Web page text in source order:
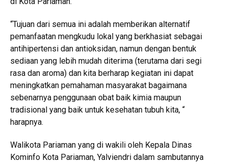
“Tujuan dari semua ini adalah memberikan alternatif
pemanfaatan mengkudu lokal yang berkhasiat sebagai
antihipertensi dan antioksidan, namun dengan bentuk
sediaan yang lebih mudah diterima (terutama dari segi
rasa dan aroma) dan kita berharap kegiatan ini dapat
meningkatkan pemahaman masyarakat bagaimana
sebenarnya penggunaan obat baik kimia maupun
tradisional yang baik untuk kesehatan tubuh kita, “
harapnya.
Walikota Pariaman yang di wakili oleh Kepala Dinas
Kominfo Kota Pariaman, Yalviendri dalam sambutannya